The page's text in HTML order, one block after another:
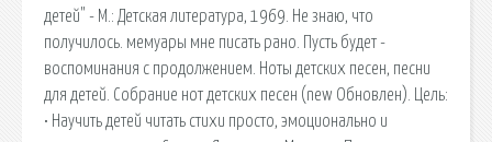
детей" - М.: Детская литература, 1969. Не знаю, что
получилось. мемуары мне писать рано. Пусть будет -
воспоминания с продолжением. Ноты детских песен, песни
для детей. Собрание нот детских песен (new Обновлен). Цель:
• Научить детей читать стихи просто, эмоционально и